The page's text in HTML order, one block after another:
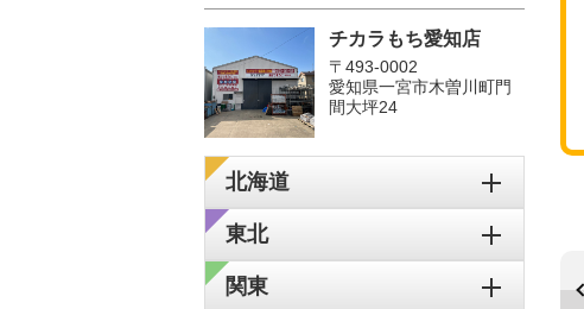
チカラもち愛知店
〒493-0002
愛知県一宮市木曽川町門
間大坪24
北海道
東北
関東